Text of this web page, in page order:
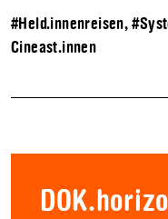
#Held.innenreisen,
Cineast.innen